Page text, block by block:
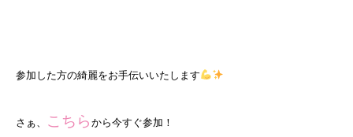
参加した方の綺麗をお手伝いいたします
さぁ、 こちら から今すぐ参加！